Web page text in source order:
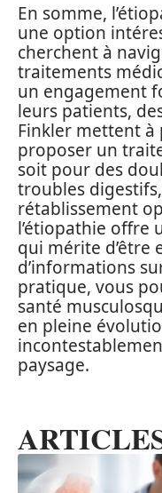
En somme,
une option
cherchent à
traitements
un engagement
leurs patients,
Finkler mettent
proposer un
soit pour des
troubles
rétablissement
l’étiopathie offre
qui mérite d’être
d’informations
pratique, vous
santé
en pleine
paysage.